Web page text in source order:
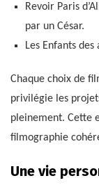
Revoir Paris
par un César.
Les Enfants
Chaque choix de
privilégie les
pleinement. Cette
filmographie
Une vie